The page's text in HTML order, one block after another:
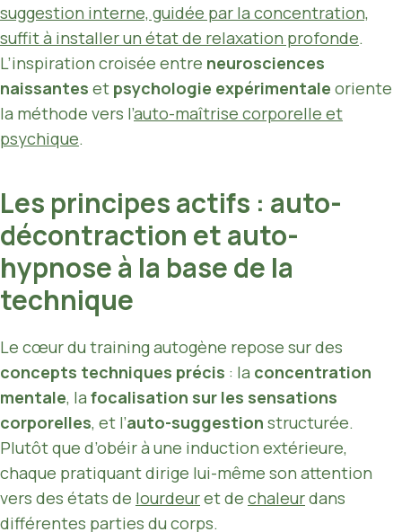
suggestion interne, guidée par la concentration,
suffit à installer un état de relaxation profonde.
L’inspiration croisée entre neurosciences
naissantes et psychologie expérimentale oriente
la méthode vers l’auto-maîtrise corporelle et
psychique.
Les principes actifs : auto-
décontraction et auto-
hypnose à la base de la
technique
Le cœur du training autogène repose sur des
concepts techniques précis : la concentration
mentale, la focalisation sur les sensations
corporelles, et l’auto-suggestion structurée.
Plutôt que d’obéir à une induction extérieure,
chaque pratiquant dirige lui-même son attention
vers des états de lourdeuret de chaleurdans
différentes parties du corps.